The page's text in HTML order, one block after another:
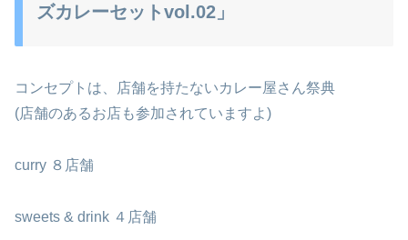
ズカレーセットvol.02」
コンセプトは、店舗を持たないカレー屋さん祭典
(店舗のあるお店も参加されていますよ)
curry ８店舗
sweets & drink ４店舗